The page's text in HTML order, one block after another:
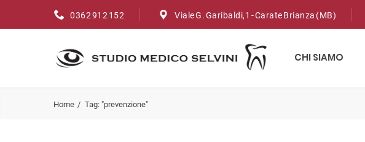
0362 912 152 Viale G. Garibaldi,1 - Carate Brianza (MB)
CHI SIAMO
Home Tag: "prevenzione"